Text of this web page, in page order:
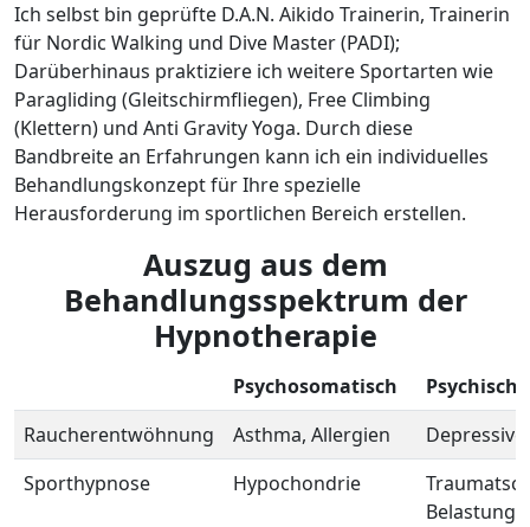
Ich selbst bin geprüfte D.A.N. Aikido Trainerin, Trainerin
für Nordic Walking und Dive Master (PADI);
Darüberhinaus praktiziere ich weitere Sportarten wie
Paragliding (Gleitschirmfliegen), Free Climbing
(Klettern) und Anti Gravity Yoga. Durch diese
Bandbreite an Erfahrungen kann ich ein individuelles
Behandlungskonzept für Ihre spezielle
Herausforderung im sportlichen Bereich erstellen.
Auszug aus dem
Behandlungsspektrum der
Hypnotherapie
Psychosomatisch
Psychisch
Raucherentwöhnung
Asthma, Allergien
Sporthypnose
Hypochondrie